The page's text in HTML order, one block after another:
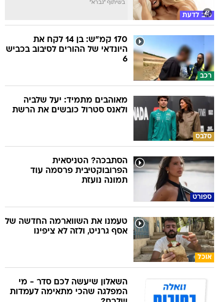
טוב לדעת
בשיתוף "גברא"
רכב
170 קמ"ש: בן 14 לקח את
היונדאי של ההורים לסיבוב בכביש
6
סלבס
מאוהבים מתמיד: יעל שלביה
ולאנס סטרול כובשים את הרשת
ספורט
הסתבכה? הטניסאית
הפרובוקטיבית פרסמה עוד
תמונה נועזת
אוכל
טעמנו את השווארמה החדשה של
אסף גרניט, ולזה לא ציפינו
השאלון שיעשה לכם סדר - מי
המפלגה שהכי מתאימה לעמדות